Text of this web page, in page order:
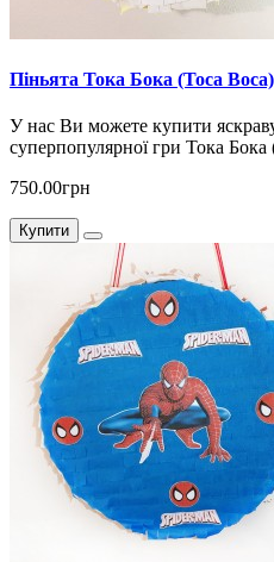
Піньята Тока Бока (Toca Boca)
У нас Ви можете купити
суперпопулярної гри Тока
750.00грн
Купити